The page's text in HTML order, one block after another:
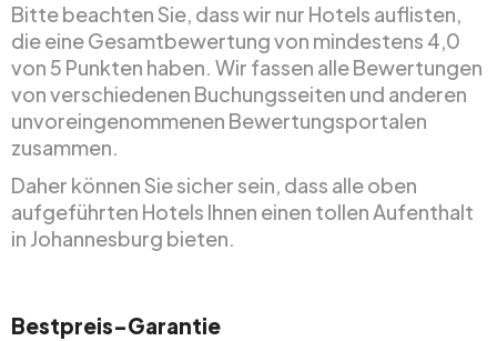
Bitte beachten Sie, dass wir nur Hotels auflisten,
die eine Gesamtbewertung von mindestens 4,0
von 5 Punkten haben. Wir fassen alle Bewertungen
von verschiedenen Buchungsseiten und anderen
unvoreingenommenen Bewertungsportalen
zusammen.
Daher können Sie sicher sein, dass alle oben
aufgeführten Hotels Ihnen einen tollen Aufenthalt
in Johannesburg bieten.
Bestpreis-Garantie